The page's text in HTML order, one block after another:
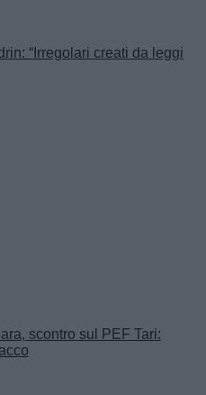
“Irregolari creati da leggi
scontro sul PEF Tari: